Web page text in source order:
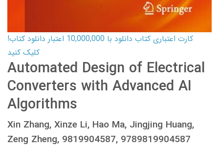
کارت اعتباری کتاب دانلود با 10,000,000 اعتبار دانلود کتاب!
کلیک کنید
Automated Design of Electrical
Converters with Advanced AI
Algorithms
Xin Zhang, Xinze Li, Hao Ma, Jingjing Huang,
Zeng Zheng, 9819904587, 9789819904587